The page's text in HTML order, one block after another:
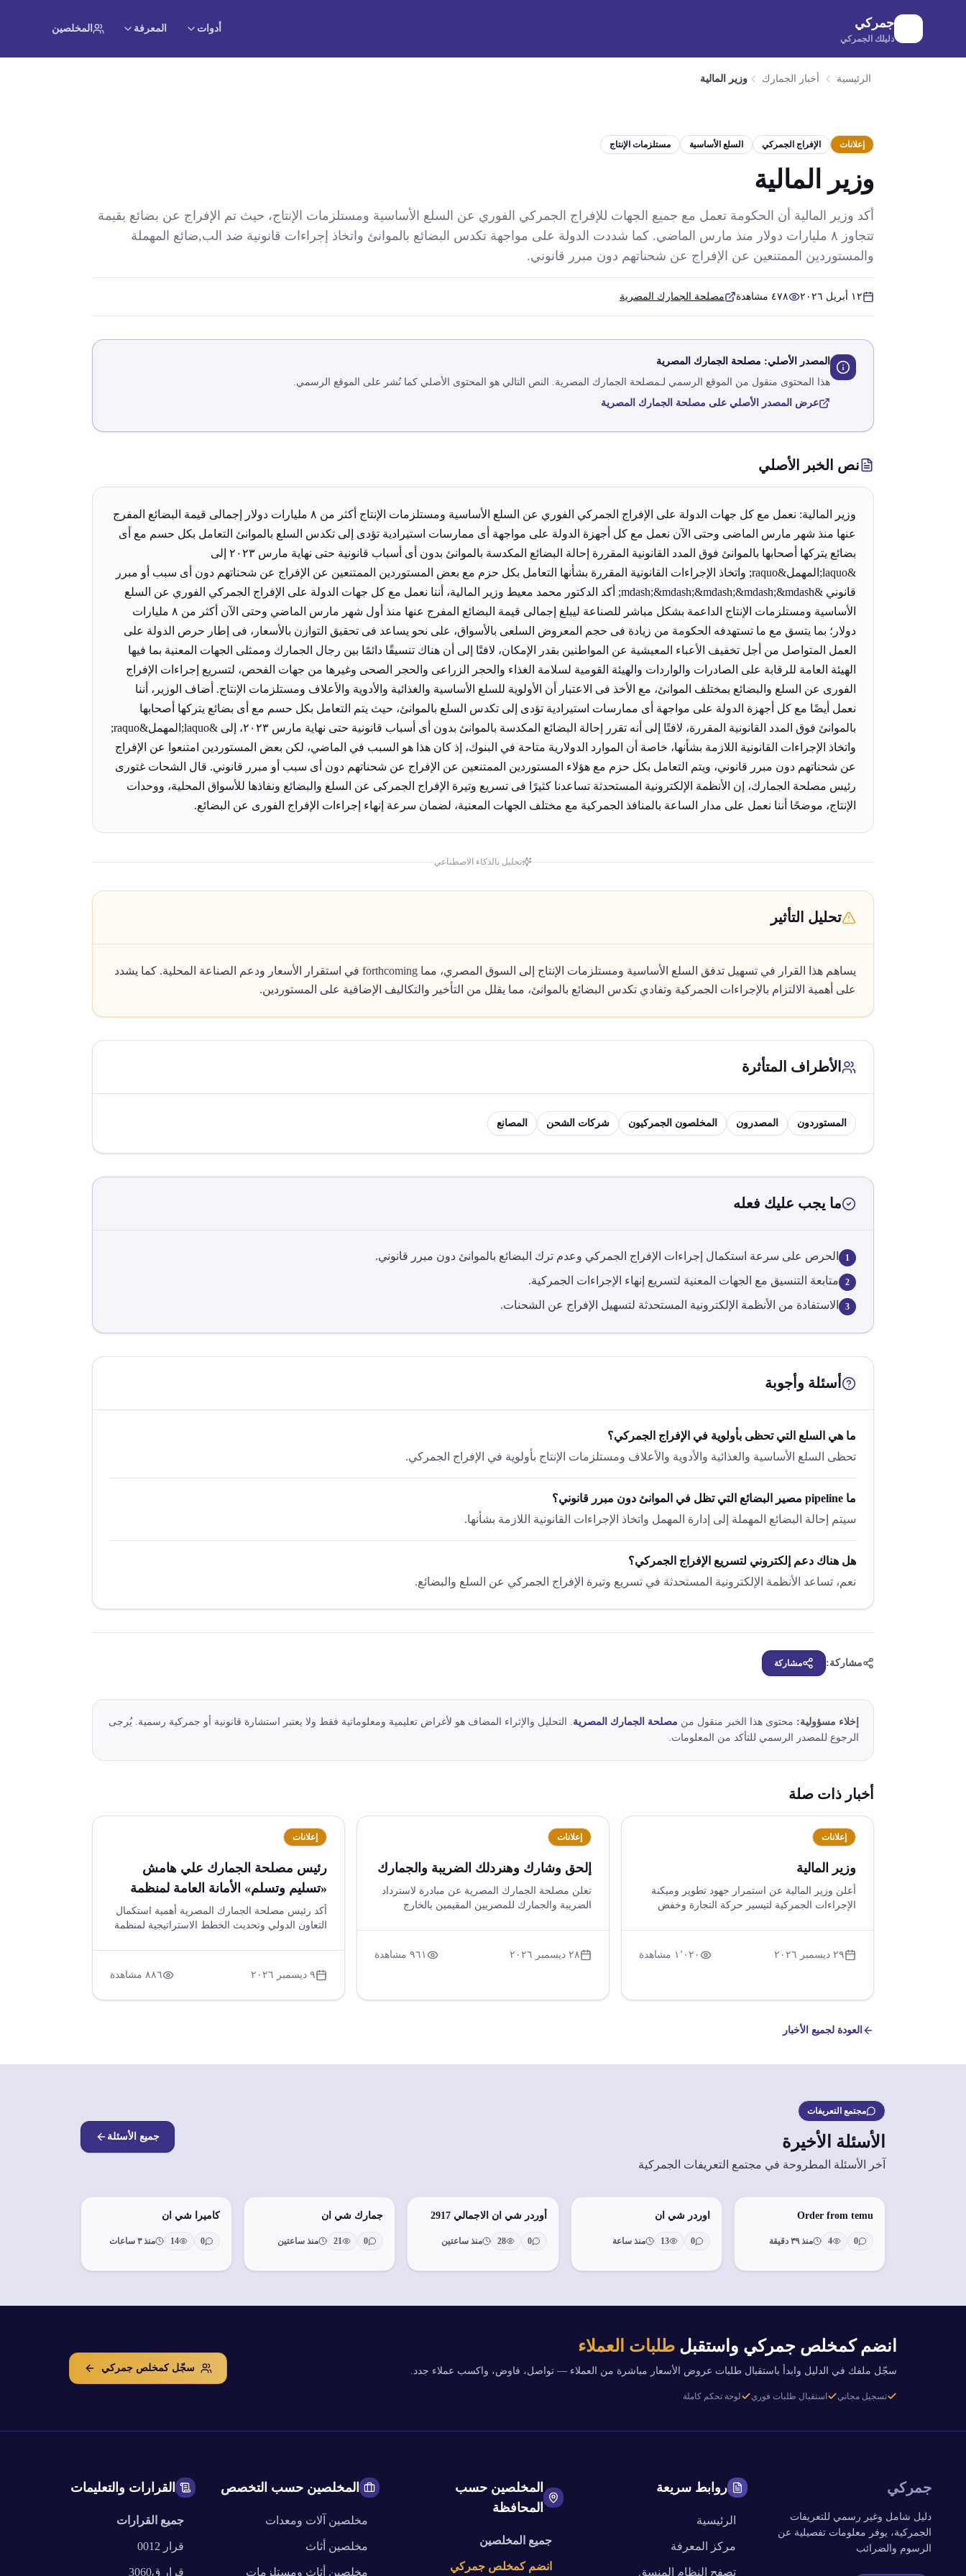
جمركي
دليلك الجمركي
أدوات المعرفة المخلصين
الرئيسية أخبار الجمارك وزير المالية
إعلانات الإفراج الجمركي السلع الأساسية مستلزمات الإنتاج
وزير المالية
أكد وزير المالية أن الحكومة تعمل مع جميع الجهات للإفراج الجمركي الفوري عن السلع الأساسية ومستلزمات الإنتاج، حيث تم الإفراج عن بضائع بقيمة
تتجاوز ٨ مليارات دولار منذ مارس الماضي. كما شددت الدولة على مواجهة تكدس البضائع بالموانئ واتخاذ إجراءات قانونية ضد الب,ضائع المهملة
والمستوردين الممتنعين عن الإفراج عن شحناتهم دون مبرر قانوني.
١٢ أبريل ٢٠٢٦ ٤٧٨ مشاهدة مصلحة الجمارك المصرية
المصدر الأصلي: مصلحة الجمارك المصرية
هذا المحتوى منقول من الموقع الرسمي لـمصلحة الجمارك المصرية. النص التالي هو المحتوى الأصلي كما نُشر على الموقع الرسمي.
عرض المصدر الأصلي على مصلحة الجمارك المصرية
نص الخبر الأصلي
وزير المالية: نعمل مع كل جهات الدولة على الإفراج الجمركي الفوري عن السلع الأساسية ومستلزمات الإنتاج أكثر من ٨ مليارات دولار إجمالى قيمة البضائع المفرج
عنها منذ شهر مارس الماضى وحتى الآن نعمل مع كل أجهزة الدولة على مواجهة أى ممارسات استيرادية تؤدى إلى تكدس السلع بالموانئ التعامل بكل حسم مع أى
بضائع يتركها أصحابها بالموانئ فوق المدد القانونية المقررة إحالة البضائع المكدسة بالموانئ بدون أى أسباب قانونية حتى نهاية مارس ٢٠٢٣ إلى
&laquo;المهمل&raquo; واتخاذ الإجراءات القانونية المقررة بشأنها التعامل بكل حزم مع بعض المستوردين الممتنعين عن الإفراج عن شحناتهم دون أى سبب أو مبرر
قانوني &mdash;&mdash;&mdash;&mdash;&mdash; أكد الدكتور محمد معيط وزير المالية، أننا نعمل مع كل جهات الدولة على الإفراج الجمركي الفوري عن السلع
الأساسية ومستلزمات الإنتاج الداعمة بشكل مباشر للصناعة ليبلغ إجمالى قيمة البضائع المفرج عنها منذ أول شهر مارس الماضي وحتى الآن أكثر من ٨ مليارات
دولار؛ بما يتسق مع ما تستهدفه الحكومة من زيادة فى حجم المعروض السلعى بالأسواق، على نحو يساعد فى تحقيق التوازن بالأسعار، فى إطار حرص الدولة على
العمل المتواصل من أجل تخفيف الأعباء المعيشية عن المواطنين بقدر الإمكان، لافتًا إلى أن هناك تنسيقًا دائمًا بين رجال الجمارك وممثلى الجهات المعنية بما فيها
الهيئة العامة للرقابة على الصادرات والواردات والهيئة القومية لسلامة الغذاء والحجر الزراعى والحجر الصحى وغيرها من جهات الفحص، لتسريع إجراءات الإفراج
الفورى عن السلع والبضائع بمختلف الموانئ، مع الأخذ فى الاعتبار أن الأولوية للسلع الأساسية والغذائية والأدوية والأعلاف ومستلزمات الإنتاج. أضاف الوزير، أننا
نعمل أيضًا مع كل أجهزة الدولة على مواجهة أى ممارسات استيرادية تؤدى إلى تكدس السلع بالموانئ، حيث يتم التعامل بكل حسم مع أى بضائع يتركها أصحابها
بالموانئ فوق المدد القانونية المقررة، لافتًا إلى أنه تقرر إحالة البضائع المكدسة بالموانئ بدون أى أسباب قانونية حتى نهاية مارس ٢٠٢٣، إلى &laquo;المهمل&raquo;
واتخاذ الإجراءات القانونية اللازمة بشأنها، خاصة أن الموارد الدولارية متاحة في البنوك، إذ كان هذا هو السبب في الماضي، لكن بعض المستوردين امتنعوا عن الإفراج
عن شحناتهم دون مبرر قانوني، ويتم التعامل بكل حزم مع هؤلاء المستوردين الممتنعين عن الإفراج عن شحناتهم دون أى سبب أو مبرر قانوني. قال الشحات غتورى
رئيس مصلحة الجمارك، إن الأنظمة الإلكترونية المستحدثة تساعدنا كثيرًا فى تسريع وتيرة الإفراج الجمركى عن السلع والبضائع ونفاذها للأسواق المحلية، ووحدات
الإنتاج، موضحًا أننا نعمل على مدار الساعة بالمنافذ الجمركية مع مختلف الجهات المعنية، لضمان سرعة إنهاء إجراءات الإفراج الفورى عن البضائع.
تحليل بالذكاء الاصطناعي
تحليل التأثير
يساهم هذا القرار في تسهيل تدفق السلع الأساسية ومستلزمات الإنتاج إلى السوق المصري، مما forthcoming في استقرار الأسعار ودعم الصناعة المحلية. كما يشدد
على أهمية الالتزام بالإجراءات الجمركية وتفادي تكدس البضائع بالموانئ، مما يقلل من التأخير والتكاليف الإضافية على المستوردين.
الأطراف المتأثرة
المستوردون المصدرون المخلصون الجمركيون شركات الشحن المصانع
ما يجب عليك فعله
1 الحرص على سرعة استكمال إجراءات الإفراج الجمركي وعدم ترك البضائع بالموانئ دون مبرر قانوني.
2 متابعة التنسيق مع الجهات المعنية لتسريع إنهاء الإجراءات الجمركية.
3 الاستفادة من الأنظمة الإلكترونية المستحدثة لتسهيل الإفراج عن الشحنات.
أسئلة وأجوبة
ما هي السلع التي تحظى بأولوية في الإفراج الجمركي؟
تحظى السلع الأساسية والغذائية والأدوية والأعلاف ومستلزمات الإنتاج بأولوية في الإفراج الجمركي.
ما pipeline مصير البضائع التي تظل في الموانئ دون مبرر قانوني؟
سيتم إحالة البضائع المهملة إلى إدارة المهمل واتخاذ الإجراءات القانونية اللازمة بشأنها.
هل هناك دعم إلكتروني لتسريع الإفراج الجمركي؟
نعم، تساعد الأنظمة الإلكترونية المستحدثة في تسريع وتيرة الإفراج الجمركي عن السلع والبضائع.
مشاركة: مشاركة
إخلاء مسؤولية: محتوى هذا الخبر منقول من مصلحة الجمارك المصرية. التحليل والإثراء المضاف هو لأغراض تعليمية ومعلوماتية فقط ولا يعتبر استشارة قانونية أو جمركية رسمية. يُرجى
الرجوع للمصدر الرسمي للتأكد من المعلومات.
أخبار ذات صلة
إعلانات
وزير المالية
أعلن وزير المالية عن استمرار جهود تطوير وميكنة
الإجراءات الجمركية لتيسير حركة التجارة وخفض
الإفراج الجمركي عن السلع الاستراتيجية ومستلزمات
الإنتاج. تم الإفراج عن بضائع بقيمة ٧٢,٤ مليار دولار
خلال ٢٠٢٣، مع تنفيذ العديد من التيسيرات لدعم
٢٩ ديسمبر ٢٠٢٦ ١٬٠٢٠ مشاهدة
إعلانات
إلحق وشارك وهنردلك الضريبة والجمارك
تعلن مصلحة الجمارك المصرية عن مبادرة لاسترداد
الضريبة والجمارك للمصريين المقيمين بالخارج
تواصل للاستفسار وتحميل تطبيق خاص بالمبادرة.
تهدف المبادرة لتسهيل الإجراءات وتوضيح المتطلبات
المالية والاستيرادية للمستفيدين.
٢٨ ديسمبر ٢٠٢٦ ٩٦١ مشاهدة
إعلانات
رئيس مصلحة الجمارك علي هامش
«تسليم وتسلم» الأمانة العامة لمنظمة
الجمارك العالمية بإيطاليا
أكد رئيس مصلحة الجمارك المصرية أهمية استكمال
التعاون الدولي وتحديث الخطط الاستراتيجية لمنظمة
التشديد على تعزيز التحول إلى الجمارك الخضراء
وتطوير الرقابة على الواردات الخطرة، مع دعم مصر
لتعزيز قدرة الدول الأعضاء على مواجهة الأزمات. كما
عُقدت لقاءات ثنائية لبحث القضايا الجمركية
٩ ديسمبر ٢٠٢٦ ٨٨٦ مشاهدة
العودة لجميع الأخبار
مجتمع التعريفات
الأسئلة الأخيرة
آخر الأسئلة المطروحة في مجتمع التعريفات الجمركية
جميع الأسئلة
Order from temu
0
4 منذ ٣٩ دقيقة
اوردر شي ان
0
13 منذ ساعة
أوردر شي ان الاجمالي 2917
0
28 منذ ساعتين
جمارك شي ان
0
21 منذ ساعتين
كاميرا شي ان
0
14 منذ ٣ ساعات
انضم كمخلص جمركي واستقبل طلبات العملاء
سجّل ملفك في الدليل وابدأ باستقبال طلبات عروض الأسعار مباشرة من العملاء — تواصل، فاوض، واكسب عملاء جدد.
تسجيل مجاني استقبال طلبات فوري لوحة تحكم كاملة
سجّل كمخلص جمركي
جمركي
دليل شامل وغير رسمي للتعريفات
الجمركية، يوفر معلومات تفصيلية عن
الرسوم والضرائب
روابط سريعة
الرئيسية
مركز المعرفة
تصفح النظام المنسق
المخلصين حسب
المحافظة
جميع المخلصين
انضم كمخلص جمركي
المخلصين حسب التخصص
مخلصين آلات ومعدات
مخلصين أثاث
مخلصين أثاث ومستلزمات
القرارات والتعليمات
جميع القرارات
قرار 0012
قرار ق3060